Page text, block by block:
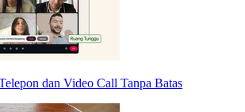
dan Video Call Tanpa Batas